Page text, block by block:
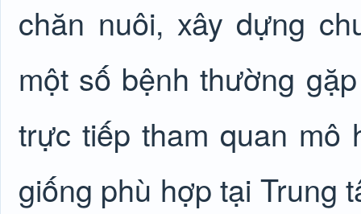
chăn nuôi, xây dựng
một số bệnh thường
trực tiếp tham quan mô
giống phù hợp tại Trung